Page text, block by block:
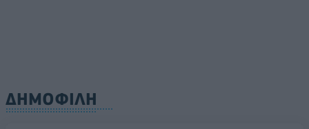
ΔΗΜΟΦΙΛΗ